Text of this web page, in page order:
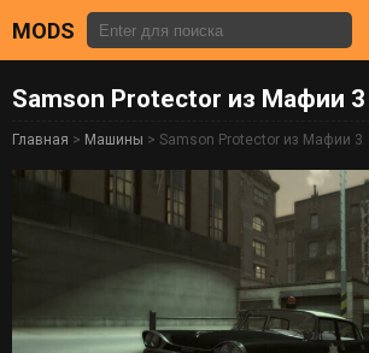
MODS
Samson Protector из Мафии 3
Главная > Машины > Samson Protector из Мафии 3